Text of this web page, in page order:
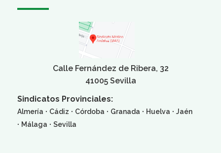
Calle Fernández de Ribera, 32
41005 Sevilla
Sindicatos Provinciales:
Almería · Cádiz · Córdoba · Granada · Huelva · Jaén
· Málaga · Sevilla